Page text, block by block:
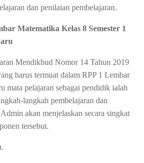
dan penilaian pembelajaran.
Matematika Kelas 8 Semester 1
Mendikbud Nomor 14 Tahun 2019
harus termuat dalam RPP 1 Lembar
mata pelajaran sebagai pendidik ialah
langkah pembelajaran dan
akan menjelaskan secara singkat
tersebut.